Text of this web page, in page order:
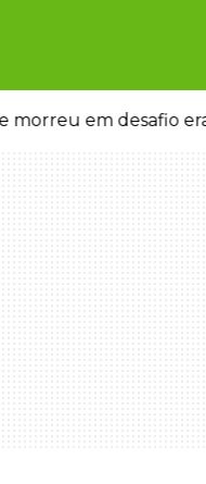
morreu em desafio